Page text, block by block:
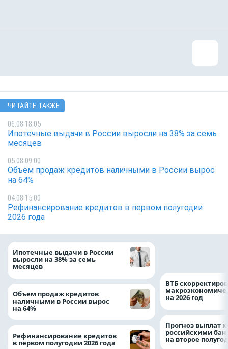
ЧИТАЙТЕ ТАКЖЕ
06.08 18:05
Ипотечные выдачи в России выросли на 38% за семь
месяцев
05.08 09:00
Объем продаж кредитов наличными в России вырос
на 64%
04.08 15:00
Рефинансирование кредитов в первом полугодии
2026 года
Ипотечные выдачи в России
выросли на 38% за семь
месяцев
Объем продаж кредитов
наличными в России вырос
на 64%
Рефинансирование кредитов
в первом полугодии 2026 года
ВТБ
на 2026 год
Прогноз выплат
российскими
на второе